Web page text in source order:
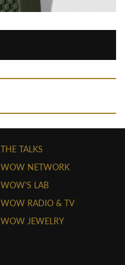
THE TALKS
WOW NETWORK
WOW'S LAB
WOW RADIO & TV
WOW JEWELRY